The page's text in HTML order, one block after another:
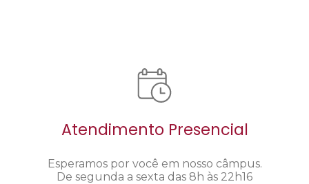
Atendimento Presencial
Esperamos por você em nosso câmpus.
De segunda a sexta das 8h às 22h16